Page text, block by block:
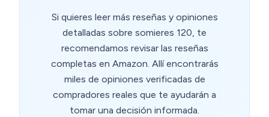
Si quieres leer más reseñas y opiniones
detalladas sobre somieres 120, te
recomendamos revisar las reseñas
completas en Amazon. Allí encontrarás
miles de opiniones verificadas de
compradores reales que te ayudarán a
tomar una decisión informada.